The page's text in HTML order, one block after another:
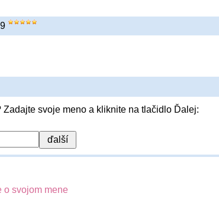
svoje meno a kliknite na tlačidlo Ďalej:
o svojom mene